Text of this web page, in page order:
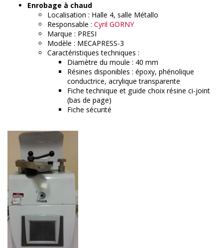
Enrobage à chaud
Localisation : Halle 4, salle Métallo
Responsable : Cyril GORNY
Marque : PRESI
Modèle : MECAPRESS-3
Caractéristiques techniques :
Diamètre du moule : 40 mm
Résines disponibles : époxy, phénolique
conductrice, acrylique transparente
Fiche technique et guide choix résine ci-joint
(bas de page)
Fiche sécurité